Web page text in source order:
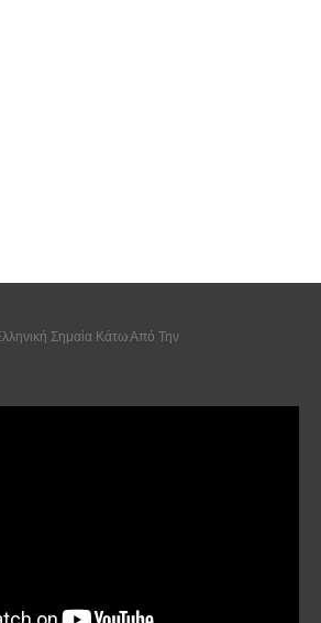
Σημαία Κάτω Από Την